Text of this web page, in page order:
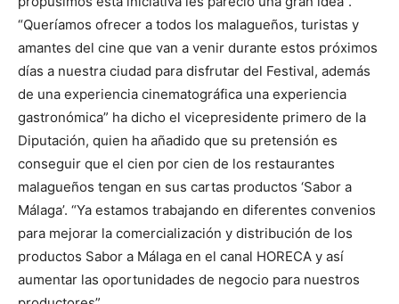
“Queríamos ofrecer a todos los malagueños, turistas y
amantes del cine que van a venir durante estos próximos
días a nuestra ciudad para disfrutar del Festival, además
de una experiencia cinematográfica una experiencia
gastronómica” ha dicho el vicepresidente primero de la
Diputación, quien ha añadido que su pretensión es
conseguir que el cien por cien de los restaurantes
malagueños tengan en sus cartas productos ‘Sabor a
Málaga’. “Ya estamos trabajando en diferentes convenios
para mejorar la comercialización y distribución de los
productos Sabor a Málaga en el canal HORECA y así
aumentar las oportunidades de negocio para nuestros